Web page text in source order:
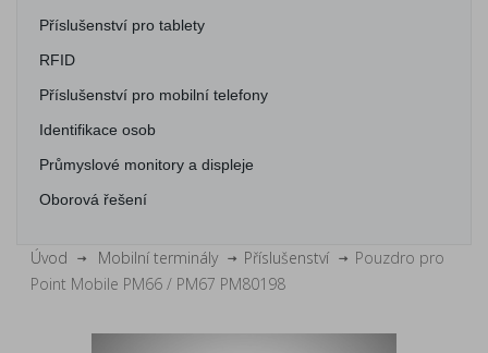
Příslušenství pro tablety
RFID
Příslušenství pro mobilní telefony
Identifikace osob
Průmyslové monitory a displeje
Oborová řešení
Úvod Mobilní terminály Příslušenství
Pouzdro pro
Point Mobile PM66 / PM67 PM80198